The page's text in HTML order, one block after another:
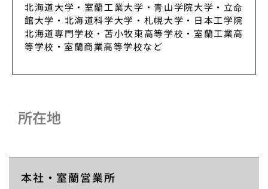
北海道大学・室蘭工業大学・青山学院大学・立命
館大学・北海道科学大学・札幌大学・日本工学院
北海道専門学校・苫小牧東高等学校・室蘭工業高
等学校・室蘭商業高等学校など
所在地
本社・室蘭営業所